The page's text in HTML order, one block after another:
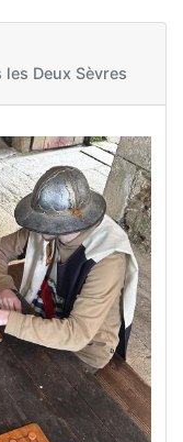
les Deux Sèvres